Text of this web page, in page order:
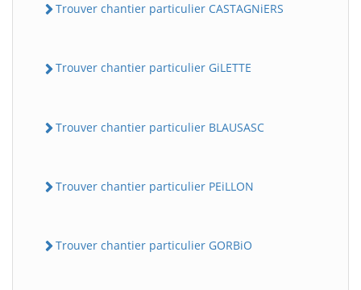
Trouver chantier particulier CASTAGNiERS
Trouver chantier particulier GiLETTE
Trouver chantier particulier BLAUSASC
Trouver chantier particulier PEiLLON
Trouver chantier particulier GORBiO